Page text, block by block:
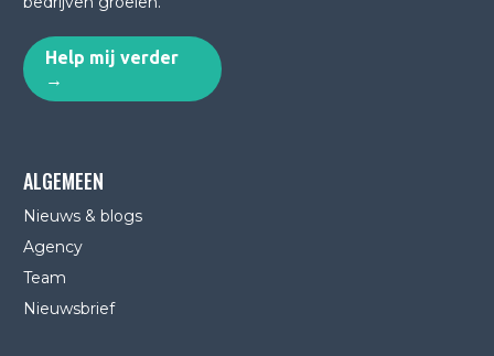
Help mij verder
→
ALGEMEEN
Nieuws & blogs
Agency
Team
Nieuwsbrief